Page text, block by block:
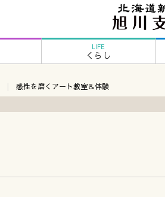
LIFE
くらし
感性を磨くアート教室＆体験